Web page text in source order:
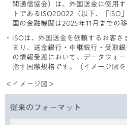
間通信協会）は、外国送金に使用
トであるISO20022（以下、「ISO
国の金融機関は2025年11月までの
ISOは、外国送金を依頼するお客さ
まり、送金銀行・中継銀行・受取
の情報受渡において、データフォ
指す国際規格です。（イメージ図を
＜イメージ図＞